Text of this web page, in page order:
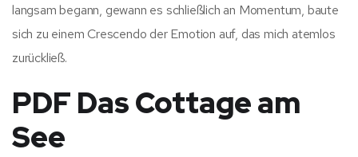
langsam begann, gewann es schließlich an Momentum, baute
sich zu einem Crescendo der Emotion auf, das mich atemlos
zurückließ.
PDF Das Cottage am
See